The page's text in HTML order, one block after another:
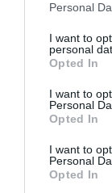
Personal
I want to
personal
Opted In
I want to
Personal
Opted In
I want to
Personal
Opted In